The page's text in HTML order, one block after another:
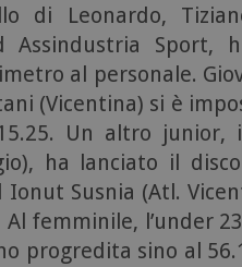
di Leonardo,
Assindustria Sport,
al personale.
(Vicentina) si è
Un altro junior,
ha lanciato il
Ionut Susnia (Atl.
Al femminile, l’under
progredita sino al